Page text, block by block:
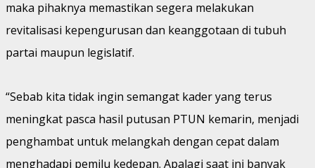
maka pihaknya memastikan segera melakukan
revitalisasi kepengurusan dan keanggotaan di tubuh
partai maupun legislatif.
“Sebab kita tidak ingin semangat kader yang terus
meningkat pasca hasil putusan PTUN kemarin, menjadi
penghambat untuk melangkah dengan cepat dalam
menghadapi pemilu kedepan. Apalagi saat ini banyak